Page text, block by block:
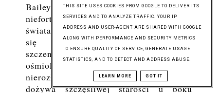
Bailey to uroczy kundel, który po serii
niefortunnych zdarzeń odchodzi z tego
świata. Ku swemu zdziwieniu odradza
się ponownie jako złotowłosy
szczeniaczek i trafia w ręce
ośmioletniego Ethana. Wkrótce stają się
nierozłącznymi przyjaciółmi a Bailey
dożywa szczęśliwej starości u boku
THIS SITE USES COOKIES FROM GOOGLE TO DELIVER ITS
SERVICES AND TO ANALYZE TRAFFIC. YOUR IP
ADDRESS AND USER-AGENT ARE SHARED WITH GOOGLE
ALONG WITH PERFORMANCE AND SECURITY METRICS
TO ENSURE QUALITY OF SERVICE, GENERATE USAGE
STATISTICS, AND TO DETECT AND ADDRESS ABUSE.
LEARN MORE GOT IT